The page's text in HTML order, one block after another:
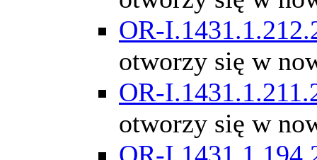
OR-
otworzy się w
OR-
otworzy się w